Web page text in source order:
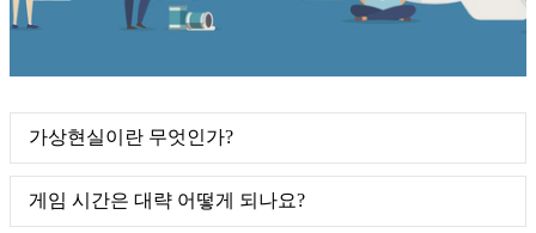
가상현실이란 무엇인가?
게임 시간은 대략 어떻게 되나요?